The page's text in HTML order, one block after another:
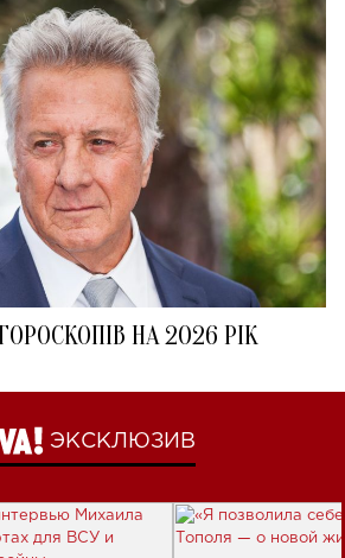
НА 2026 РІК
ЭКСКЛЮЗИВ